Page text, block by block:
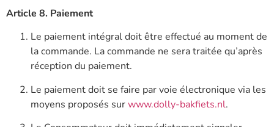
Article 8. Paiement
Le paiement intégral doit être effectué au moment de
la commande. La commande ne sera traitée qu’après
réception du paiement.
Le paiement doit se faire par voie électronique via les
moyens proposés surwww.dolly-bakfiets.nl.